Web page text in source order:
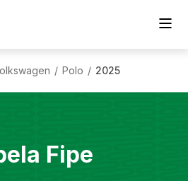
/ Polo / 2025
Fipe